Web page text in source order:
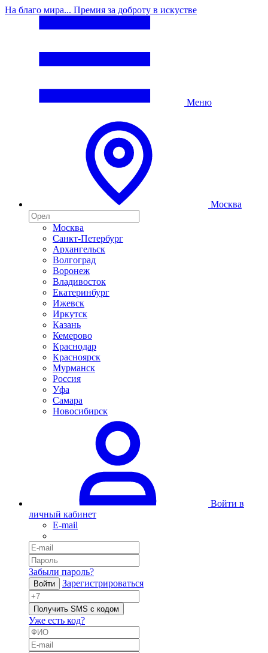
На благо мира... Премия за доброту в искустве
Меню
Москва
Москва
Санкт-Петербург
Архангельск
Волгоград
Воронеж
Владивосток
Екатеринбург
Ижевск
Иркутск
Казань
Кемерово
Краснодар
Красноярск
Мурманск
Россия
Уфа
Самара
Новосибирск
Войти в
личный кабинет
E-mail
Забыли пароль?
Войти Зарегистрироваться
Получить SMS с кодом
Уже есть код?